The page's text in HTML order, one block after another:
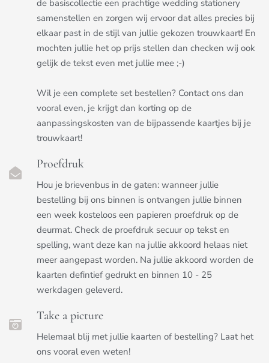
de basiscollectie een prachtige wedding stationery
samenstellen en zorgen wij ervoor dat alles precies bij
elkaar past in de stijl van jullie gekozen trouwkaart! En
mochten jullie het op prijs stellen dan checken wij ook
gelijk de tekst even met jullie mee ;-)
Wil je een complete set bestellen? Contact ons dan
vooral even, je krijgt dan korting op de
aanpassingskosten van de bijpassende kaartjes bij je
trouwkaart!
Proefdruk
Hou je brievenbus in de gaten: wanneer jullie
bestelling bij ons binnen is ontvangen jullie binnen
een week kosteloos een papieren proefdruk op de
deurmat. Check de proefdruk secuur op tekst en
spelling, want deze kan na jullie akkoord helaas niet
meer aangepast worden. Na jullie akkoord worden de
kaarten defintief gedrukt en binnen 10 - 25
werkdagen geleverd.
Take a picture
Helemaal blij met jullie kaarten of bestelling? Laat het
ons vooral even weten!